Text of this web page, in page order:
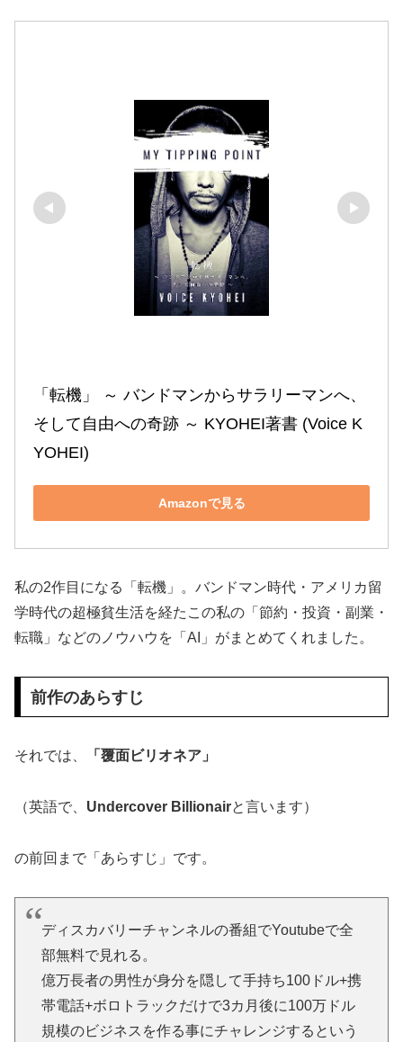
「転機」 ～ バンドマンからサラリーマンへ、
そして自由への奇跡 ～ KYOHEI著書 (Voice K
YOHEI)
Amazonで見る
私の2作目になる「転機」。バンドマン時代・アメリカ留
学時代の超極貧生活を経たこの私の「節約・投資・副業・
転職」などのノウハウを「AI」がまとめてくれました。
前作のあらすじ
それでは、 「覆面ビリオネア」
（英語で、 Undercover Billionairと言います）
の前回まで「あらすじ」です。
ディスカバリーチャンネルの番組でYoutubeで全
部無料で見れる。
億万長者の男性が身分を隠して手持ち100ドル+携
帯電話+ボロトラックだけで3カ月後に100万ドル
規模のビジネスを作る事にチャレンジするという